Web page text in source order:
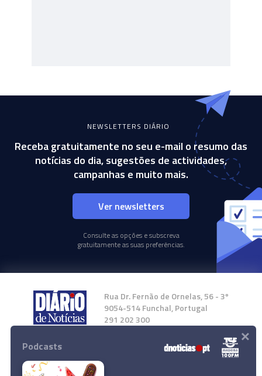
NEWSLETTERS DIÁRIO
Receba gratuitamente no seu e-mail o resumo das
notícias do dia, sugestões de actividades,
campanhas e muito mais.
Ver newsletters
Consulte as opções e subscreva
gratuitamente as suas preferências.
Rua Dr. Fernão de Ornelas, 56 - 3º
9054-514 Funchal, Portugal
291 202 300
Instale a nossa App
Podcasts ×